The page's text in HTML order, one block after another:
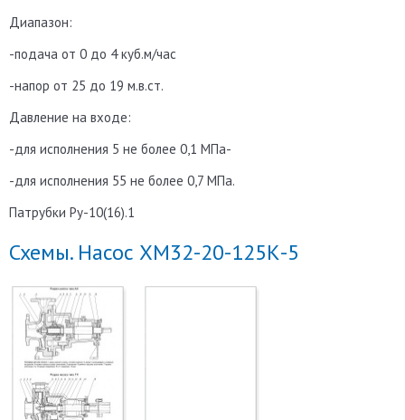
Диапазон:
-подача от 0 до 4 куб.м/час
-напор от 25 до 19 м.в.ст.
Давление на входе:
-для исполнения 5 не более 0,1 МПа-
-для исполнения 55 не более 0,7 МПа.
Патрубки Ру-10(16).1
Схемы. Насос ХМ32-20-125К-5